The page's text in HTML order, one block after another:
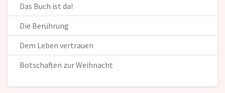
Das Buch ist da!
Die Berührung
Dem Leben vertrauen
Botschaften zur Weihnacht